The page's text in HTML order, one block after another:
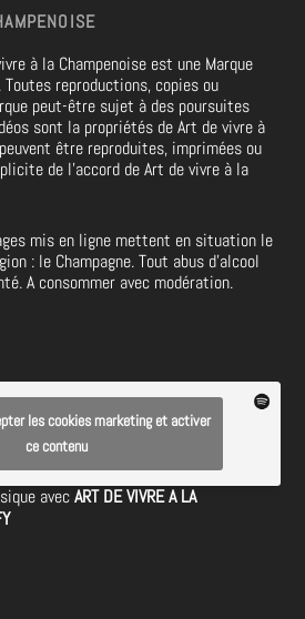
à la Champenoise est une Marque
Toutes reproductions, copies ou
peut-être sujet à des poursuites
sont la propriétés de Art de vivre à
être reproduites, imprimées ou
de l’accord de Art de vivre à la
mis en ligne mettent en situation le
: le Champagne. Tout abus d’alcool
A consommer avec modération.
les cookies marketing et activer
ce contenu
avecART DE VIVRE A LA